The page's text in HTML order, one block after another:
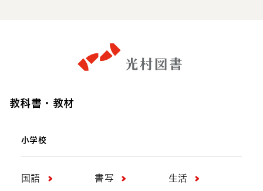
教科書・教材
小学校
国語 書写 生活